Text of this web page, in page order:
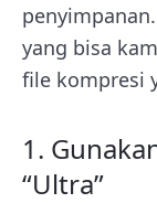
yang bisa
file kompresi
1.
“Ultra”